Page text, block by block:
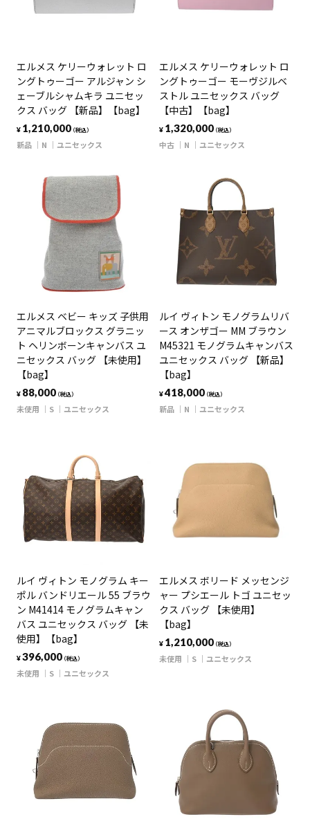
エルメス ケリーウォレット ロ
ングトゥーゴー アルジャン シ
ェーブルシャムキラ ユニセッ
クス バッグ 【新品】【bag】
¥ 1,210,000（税込）
新品 N ユニセックス
エルメス ケリーウォレット ロ
ングトゥーゴー モーヴジルベ
ストル ユニセックス バッグ
【中古】【bag】
¥ 1,320,000（税込）
中古 N ユニセックス
エルメス ベビー キッズ 子供用
アニマルブロックス グラニッ
ト ヘリンボーンキャンバス ユ
ニセックス バッグ 【未使用】
【bag】
¥ 88,000（税込）
未使用 S ユニセックス
ルイ ヴィトン モノグラムリバ
ース オンザゴー MM ブラウン
M45321 モノグラムキャンバス
ユニセックス バッグ 【新品】
【bag】
¥418,000（税込）
新品 N ユニセックス
ルイ ヴィトン モノグラム キー
ポル バンドリエール 55 ブラウ
ン M41414 モノグラムキャン
バス ユニセックス バッグ 【未
使用】【bag】
¥396,000（税込）
未使用 S ユニセックス
エルメス ボリード メッセンジ
ャー プシエール トゴ ユニセッ
クス バッグ 【未使用】
【bag】
¥ 1,210,000（税込）
未使用 S ユニセックス